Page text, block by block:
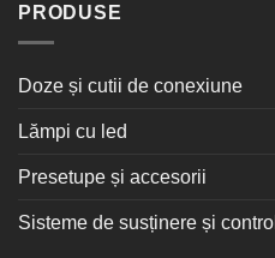
PRODUSE
Doze și cutii de conexiune
Lămpi cu led
Presetupe și accesorii
Sisteme de susținere și control